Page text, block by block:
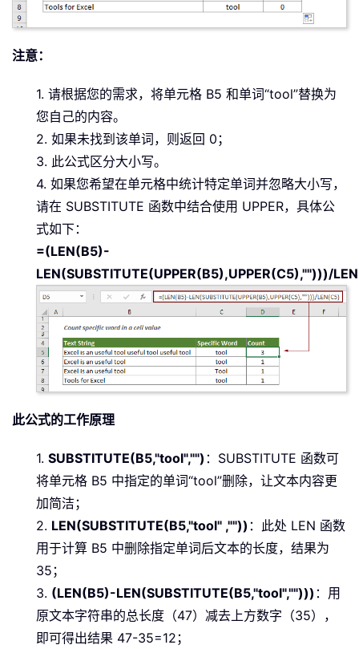
注意：
1. 请根据您的需求，将单元格 B5 和单词“tool”替换为
您自己的内容。
2. 如果未找到该单词，则返回 0；
3. 此公式区分大小写。
4. 如果您希望在单元格中统计特定单词并忽略大小写，
请在 SUBSTITUTE 函数中结合使用 UPPER，具体公
式如下：
=(LEN(B5)-
LEN(SUBSTITUTE(UPPER(B5),UPPER(C5),"")))/
此公式的工作原理
1. SUBSTITUTE(B5,"tool","") ：SUBSTITUTE 函数可
将单元格 B5 中指定的单词“tool”删除，让文本内容更
加简洁；
2. LEN(SUBSTITUTE(B5,"tool" ,"")) ：此处 LEN 函数
用于计算 B5 中删除指定单词后文本的长度，结果为
35；
3. (LEN(B5)-LEN(SUBSTITUTE(B5,"tool",""))) ：用
原文本字符串的总长度（47）减去上方数字（35），
即可得出结果 47-35=12；